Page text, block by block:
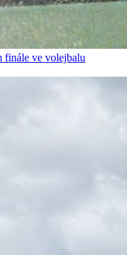
finále ve volejbalu